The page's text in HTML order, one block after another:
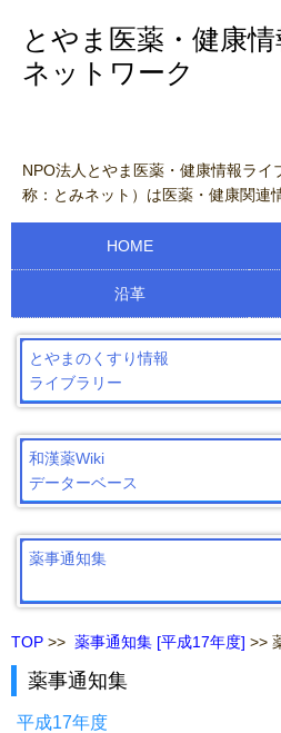
とやま医薬・健康
ネットワーク
NPO法人とやま医薬・健康情報ライ
称：とみネット）は医薬・健康関連
HOME
沿革
とやまのくすり情報
ライブラリー
和漢薬Wiki
データーベース
薬事通知集
TOP >> 薬事通知集 [平成17年度] >>
薬事通知集
平成17年度